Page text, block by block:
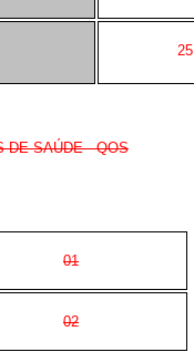
25
DE SAÚDE - QOS
01
02